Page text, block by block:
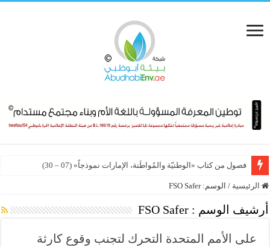
فصول من كتاب «الوطنيّة والمُواطَنة، الإمارات نموذجاً» (07 – 30)
الرئيسية / الوسم:FSO Safer
أرشيف الوسم : FSO Safer
على الأمم المتحدة التحرك لتجنب وقوع كارثة